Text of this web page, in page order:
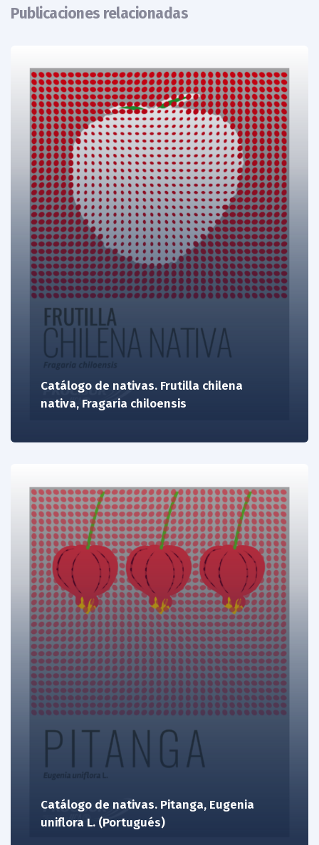
Publicaciones relacionadas
Catálogo de nativas. Frutilla chilena
nativa, Fragaria chiloensis
Catálogo de nativas. Pitanga, Eugenia
uniflora L. (Portugués)